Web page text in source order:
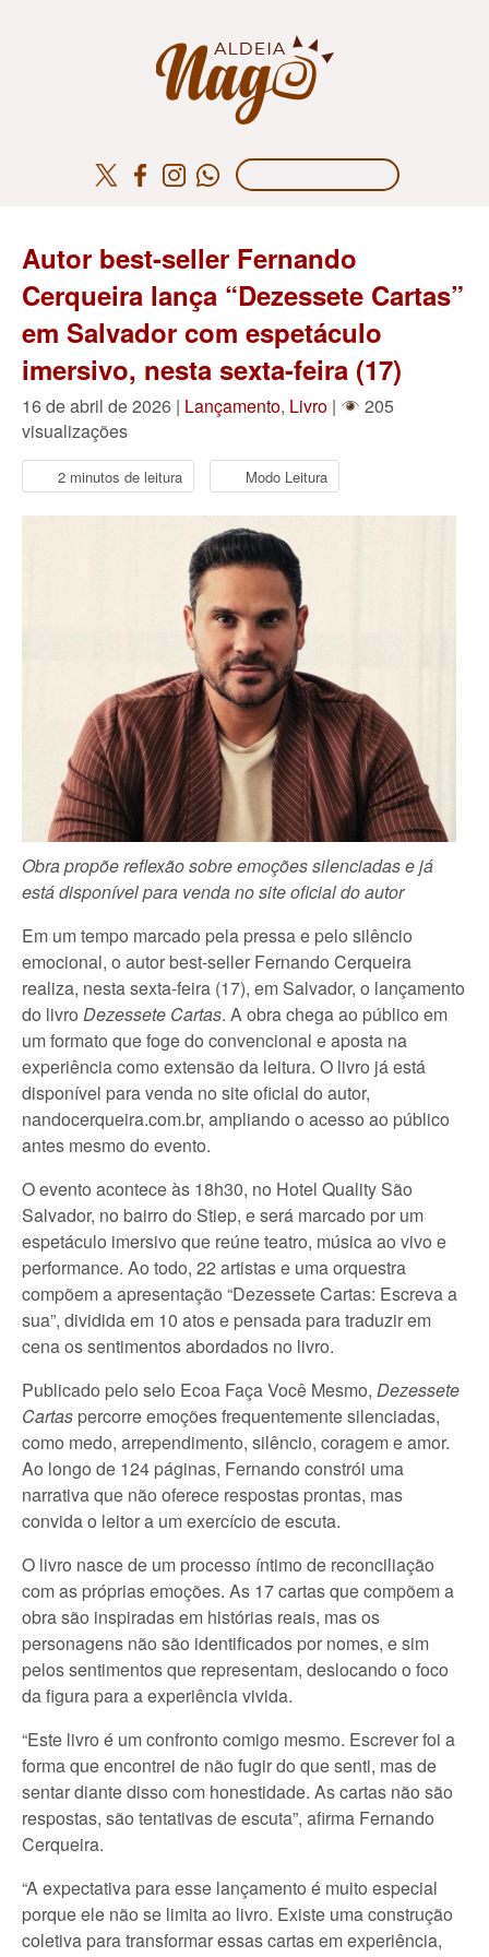
Autor best-seller Fernando
Cerqueira lança “Dezessete Cartas”
em Salvador com espetáculo
imersivo, nesta sexta-feira (17)
16 de abril de 2026 | Lançamento, Livro |
205
visualizações
2 minutos de leitura Modo Leitura
Obra propõe reflexão sobre emoções silenciadase já
está disponível para venda no site oficial do autor
Em um tempo marcado pela pressa e pelo silêncio
emocional, o autor best-seller Fernando Cerqueira
realiza, nesta sexta-feira (17), em Salvador, o lançamento
do livro Dezessete Cartas. A obra chega ao público em
um formato que foge do convencional e aposta na
experiência como extensão da leitura. O livro já está
disponível para venda no site oficial do autor,
nandocerqueira.com.br, ampliando o acesso ao público
antes mesmo do evento.
O evento acontece às 18h30, no Hotel Quality São
Salvador, no bairro do Stiep, e será marcado por um
espetáculo imersivo que reúne teatro, música ao vivo e
performance. Ao todo, 22 artistas e uma orquestra
compõem a apresentação “Dezessete Cartas: Escreva a
sua”, dividida em 10 atos e pensada para traduzir em
cena os sentimentos abordados no livro.
Publicado pelo selo Ecoa Faça Você Mesmo, Dezessete
Cartas percorre emoções frequentemente silenciadas,
como medo, arrependimento, silêncio, coragem e amor.
Ao longo de 124 páginas, Fernando constrói uma
narrativa que não oferece respostas prontas, mas
convida o leitor a um exercício de escuta.
O livro nasce de um processo íntimo de reconciliação
com as próprias emoções. As 17 cartas que compõem a
obra são inspiradas em histórias reais, mas os
personagens não são identificados por nomes, e sim
pelos sentimentos que representam, deslocando o foco
da figura para a experiência vivida.
“Este livro é um confronto comigo mesmo. Escrever foi a
forma que encontrei de não fugir do que senti, mas de
sentar diante disso com honestidade. As cartas não são
respostas, são tentativas de escuta”, afirma Fernando
Cerqueira.
“A expectativa para esse lançamento é muito especial
porque ele não se limita ao livro. Existe uma construção
coletiva para transformar essas cartas em experiência,